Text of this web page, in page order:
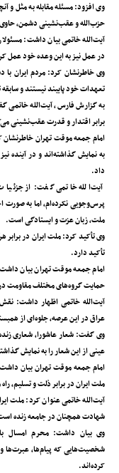
وی افزود: مسئله مقابله به مثل و
حزب‌الله و عقب‌نشینی دشمن،
آیت‌الله خاتمی بیان داشت:
در عمل نیز به این وعده خود عمل
وی خاطرنشان کرد: مردم ایران
تعهدات خود پایبند نیستند و
به گزارش فارس، آیت‌الله خاتمی
برابر اقتدار و قدرت عقب‌نشینی
امام جمعه موقت تهران خاطرنشان
به نمایش گذاشته‌اند و در آینده
داد.
آیت‌الله خاتمی گفت: از
پرس‌وجویی نکرده‌ام، اما به صورت
ملت، زبان عزت و ایستادگی است.
وی تأکید کرد: ملت ایران در
تأکید دارد.
امام جمعه موقت تهران بیان
حمایت گروه‌های مختلف مقاومت
آیت‌الله خاتمی اظهار داشت:
عراق در این عرصه، جلوه‌ای از
وی گفت: شعار عاشورا، شعاری
عینی از این شعار را به نمایش
امام جمعه موقت تهران بیان
ملت ایران در برابر ذلت و تسلیم،
آیت‌الله خاتمی عنوان کرد: ملت
شهادت همچنان در جامعه زنده
وی بیان داشت: محرم امسال
شخصیت‌هایی که پیام‌ها، عبرت‌ها
کرده‌اند.